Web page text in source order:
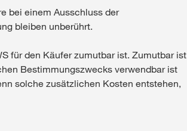
bei einem Ausschluss der
bleiben unberührt.
für den Käufer zumutbar ist. Zumutbar ist
Bestimmungszwecks verwendbar ist
solche zusätzlichen Kosten entstehen,